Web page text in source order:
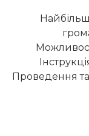
Проведення